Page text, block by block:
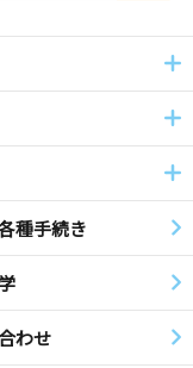
種手続き
わせ